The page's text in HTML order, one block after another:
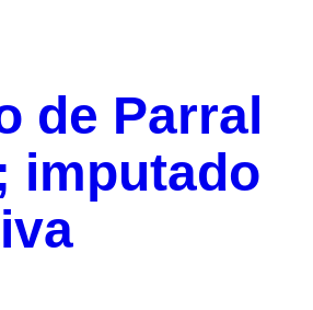
de Parral
imputado